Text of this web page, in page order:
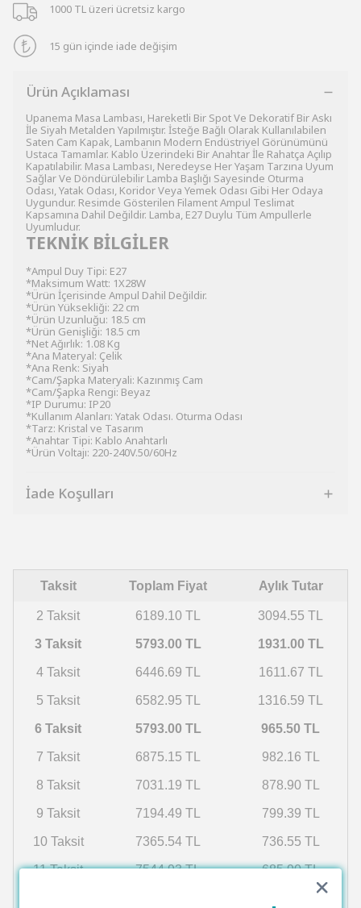
1000 TL üzeri ücretsiz kargo
15 gün içinde iade değişim
Ürün Açıklaması
Upanema Masa Lambası, Hareketli Bir Spot Ve Dekoratif Bir Askı
İle Siyah Metalden Yapılmıştır. İsteğe Bağlı Olarak Kullanılabilen
Saten Cam Kapak, Lambanın Modern Endüstriyel Görünümünü
Ustaca Tamamlar. Kablo Üzerindeki Bir Anahtar İle Rahatça Açılıp
Kapatılabilir. Masa Lambası, Neredeyse Her Yaşam Tarzına Uyum
Sağlar Ve Döndürülebilir Lamba Başlığı Sayesinde Oturma
Odası, Yatak Odası, Koridor Veya Yemek Odası Gibi Her Odaya
Uygundur. Resimde Gösterilen Filament Ampul Teslimat
Kapsamına Dahil Değildir. Lamba, E27 Duylu Tüm Ampullerle
Uyumludur.
TEKNİK BİLGİLER
*Ampul Duy Tipi: E27
*Maksimum Watt: 1X28W
*Ürün İçerisinde Ampul Dahil Değildir.
*Ürün Yüksekliği: 22 cm
*Ürün Uzunluğu: 18.5 cm
*Ürün Genişliği: 18.5 cm
*Net Ağırlık: 1.08 Kg
*Ana Materyal: Çelik
*Ana Renk: Siyah
*Cam/Şapka Materyali: Kazınmış Cam
*Cam/Şapka Rengi: Beyaz
*IP Durumu: IP20
*Kullanım Alanları: Yatak Odası. Oturma Odası
*Tarz: Kristal ve Tasarım
*Anahtar Tipi: Kablo Anahtarlı
*Ürün Voltajı: 220-240V.50/60Hz
İade Koşulları
Taksit Toplam Fiyat Aylık Tutar
2 Taksit 6189.10 TL 3094.55 TL
3 Taksit 5793.00 TL 1931.00 TL
4 Taksit 6446.69 TL 1611.67 TL
5 Taksit 6582.95 TL 1316.59 TL
6 Taksit 5793.00 TL 965.50 TL
7 Taksit 6875.15 TL 982.16 TL
8 Taksit 7031.19 TL 878.90 TL
9 Taksit 7194.49 TL 799.39 TL
10 Taksit 7365.54 TL 736.55 TL
11 Taksit 7544.93 TL 685.90 TL
644.44 TL